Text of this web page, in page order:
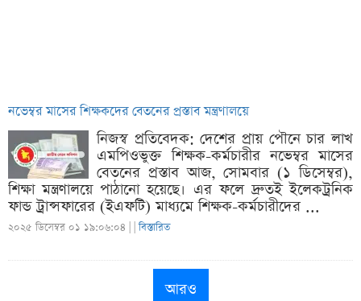
নভেম্বর মাসের শিক্ষকদের বেতনের প্রস্তাব মন্ত্রণালয়ে
নিজস্ব প্রতিবেদক: দেশের প্রায় পৌনে চার লাখ
এমপিওভুক্ত শিক্ষক-কর্মচারীর নভেম্বর মাসের
বেতনের প্রস্তাব আজ, সোমবার (১ ডিসেম্বর),
শিক্ষা মন্ত্রণালয়ে পাঠানো হয়েছে। এর ফলে দ্রুতই ইলেকট্রনিক
ফান্ড ট্রান্সফারের (ইএফটি) মাধ্যমে শিক্ষক-কর্মচারীদের ...
২০২৫ ডিসেম্বর ০১ ১৯:০৬:০৪ | |বিস্তারিত
আরও